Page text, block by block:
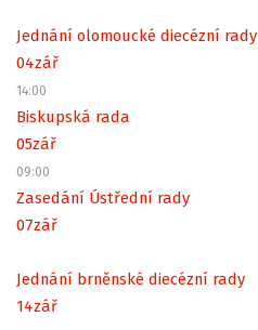
Jednání olomoucké diecézní rady
04zář
14:00
Biskupská rada
05zář
09:00
Zasedání Ústřední rady
07zář
Jednání brněnské diecézní rady
14zář